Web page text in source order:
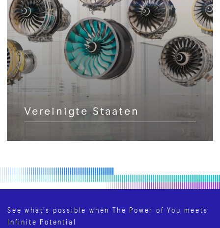
Vereinigte Staaten
See what’s possible when The Power of You meets
Infinite Potential